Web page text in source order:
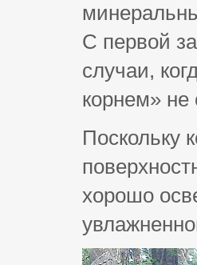
С первой
случаи,
корнем» не
Поскольку
хорошо